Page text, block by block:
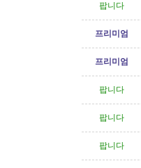
팝니다
프리미엄
프리미엄
팝니다
팝니다
팝니다